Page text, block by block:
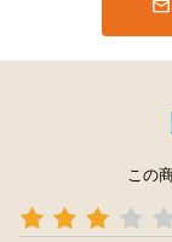
この